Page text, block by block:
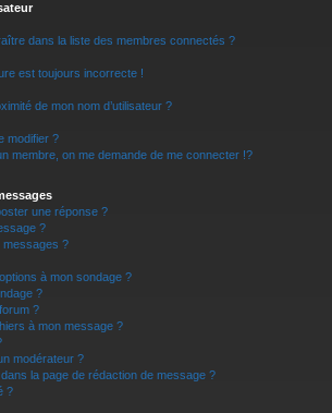
dans la liste des membres connectés ?
est toujours incorrecte !
de mon nom d’utilisateur ?
modifier ?
membre, on me demande de me connecter !?
une réponse ?
?
messages ?
à mon sondage ?
?
?
à mon message ?
modérateur ?
la page de rédaction de message ?
?